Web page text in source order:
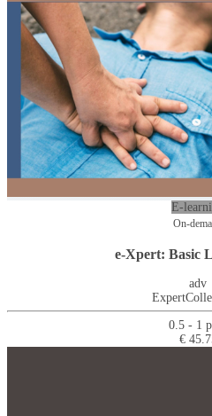
E-
On-
e-Xpert: Basic
adv
0.5 - 1
€